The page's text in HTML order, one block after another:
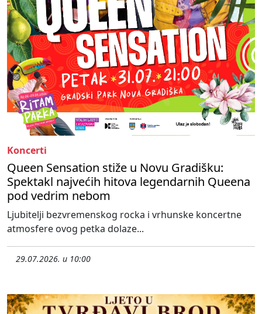
Koncerti
Queen Sensation stiže u Novu Gradišku:
Spektakl najvećih hitova legendarnih Queena
pod vedrim nebom
Ljubitelji bezvremenskog rocka i vrhunske koncertne
atmosfere ovog petka dolaze...
29.07.2026. u 10:00